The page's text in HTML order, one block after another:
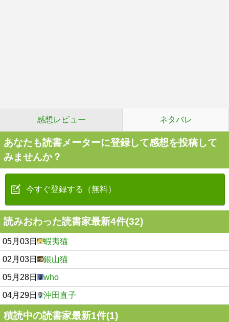
感想レビュー ネタバレ
あなたも読書メーターに登録して感想を投稿して
みませんか？
今すぐ登録する（無料）
読みおわった読書家最新4件(32)
05月03日 蝦夷猫
02月03日 銀山猫
05月28日 who
04月29日 沖田直子
積読中の読書家最新1件(1)